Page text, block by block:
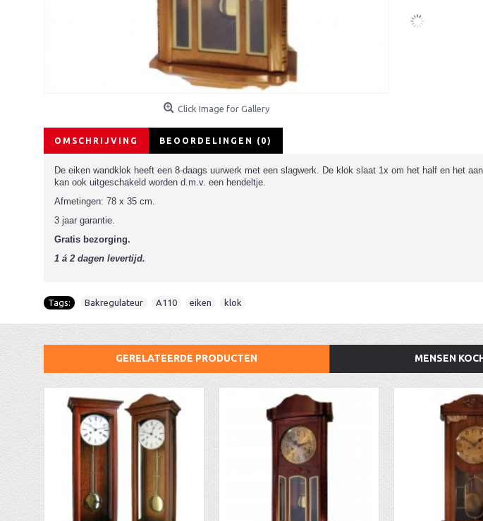
Click Image for Gallery
OMSCHRIJVING BEOORDELINGEN (0)
De eiken wandklok heeft een 8-daags uurwerk met een slagwerk. De klok slaat 1x om het half en het
kan ook uitgeschakeld worden d.m.v. een hendeltje.
Afmetingen: 78 x 35 cm.
3 jaar garantie.
Gratis bezorging.
1 á 2 dagen levertijd.
Tags: Bakregulateur A110 eiken klok
GERELATEERDE PRODUCTEN MENSEN